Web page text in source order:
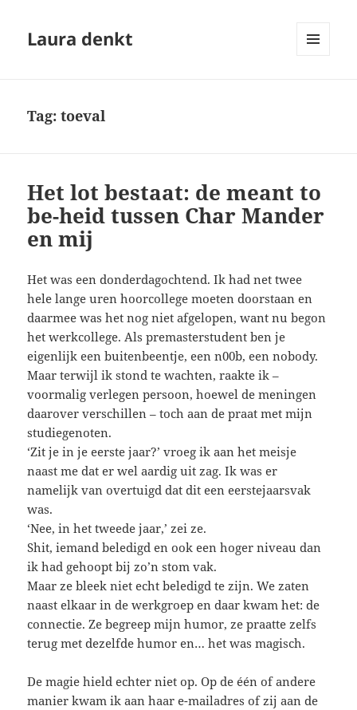
Laura denkt
Tag:toeval
Het lot bestaat: de meant to
be-heid tussen Char Mander
en mij
Het was een donderdagochtend. Ik had net twee
hele lange uren hoorcollege moeten doorstaan en
daarmee was het nog niet afgelopen, want nu begon
het werkcollege. Als premasterstudent ben je
eigenlijk een buitenbeentje, een n00b, een nobody.
Maar terwijl ik stond te wachten, raakte ik –
voormalig verlegen persoon, hoewel de meningen
daarover verschillen – toch aan de praat met mijn
studiegenoten.
‘Zit je in je eerste jaar?’ vroeg ik aan het meisje
naast me dat er wel aardig uit zag. Ik was er
namelijk van overtuigd dat dit een eerstejaarsvak
was.
‘Nee, in het tweede jaar,’ zei ze.
Shit, iemand beledigd en ook een hoger niveau dan
ik had gehoopt bij zo’n stom vak.
Maar ze bleek niet echt beledigd te zijn. We zaten
naast elkaar in de werkgroep en daar kwam het: de
connectie. Ze begreep mijn humor, ze praatte zelfs
terug met dezelfde humor en… het was magisch.
De magie hield echter niet op. Op de één of andere
manier kwam ik aan haar e-mailadres of zij aan de